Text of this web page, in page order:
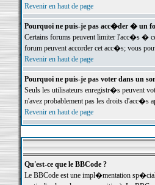
Revenir en haut de page
Pourquoi ne puis-je pas acc�der � un
Certains forums peuvent limiter l'acc�s �
forum peuvent accorder cet acc�s; vous
Revenir en haut de page
Pourquoi ne puis-je pas voter dans un
Seuls les utilisateurs enregistr�s peuvent
n'avez probablement pas les droits d'acc�s
Revenir en haut de page
Qu'est-ce que le BBCode ?
Le BBCode est une impl�mentation